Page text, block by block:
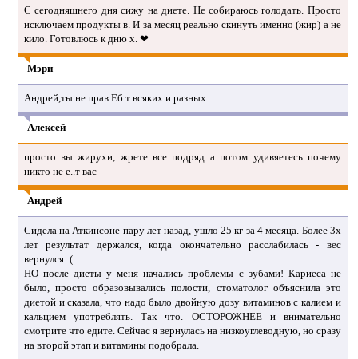
С сегодняшнего дня сижу на диете. Не собираюсь голодать. Просто
исключаем продукты в. И за месяц реально скинуть именно (жир) а не
кило. Готовлюсь к дню х. ❤
Мэри
Андрей,ты не прав.Еб.т всяких и разных.
Алексей
просто вы жирухи, жрете все подряд а потом удивяетесь почему
никто не е..т вас
Андрей
Сидела на Аткинсоне пару лет назад, ушло 25 кг за 4 месяца. Более 3х
лет результат держался, когда окончательно расслабилась - вес
вернулся :(
НО после диеты у меня начались проблемы с зубами! Кариеса не
было, просто образовывались полости, стоматолог объяснила это
диетой и сказала, что надо было двойную дозу витаминов с калием и
кальцием употреблять. Так что. ОСТОРОЖНЕЕ и внимательно
смотрите что едите. Сейчас я вернулась на низкоуглеводную, но сразу
на второй этап и витамины подобрала.